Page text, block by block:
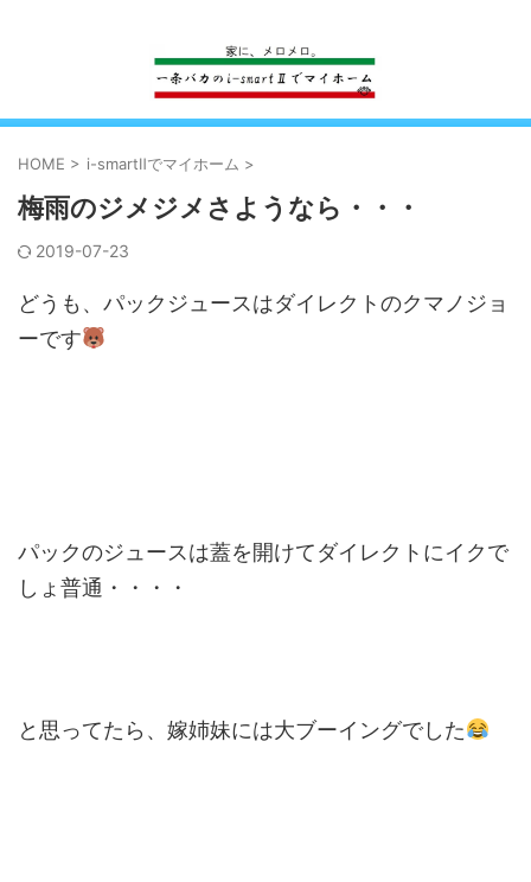
HOME > i-smartⅡでマイホーム >
梅雨のジメジメさようなら・・・
2019-07-23
どうも、パックジュースはダイレクトのクマノジョ
ーです
パックのジュースは蓋を開けてダイレクトにイクで
しょ普通・・・・
と思ってたら、嫁姉妹には大ブーイングでした